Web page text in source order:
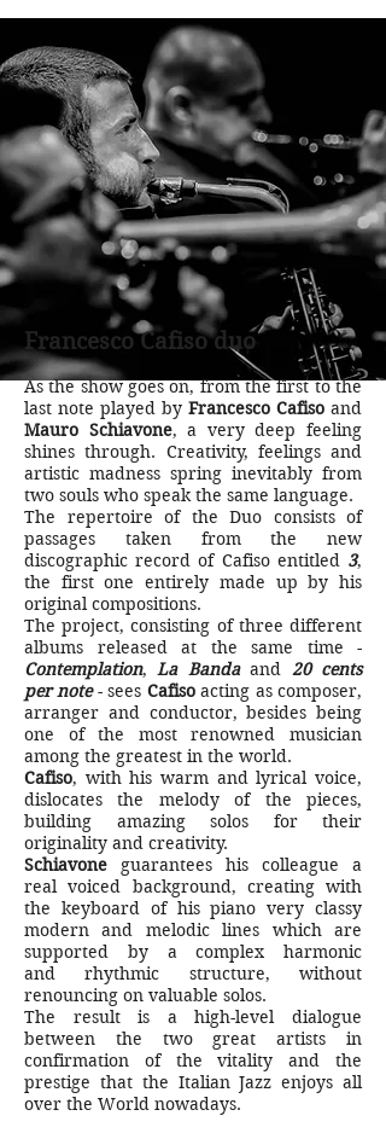
Francesco Cafiso duo
As the show goes on, from the first to the
last note played by Francesco Cafiso and
Mauro Schiavone, a very deep feeling
shines through. Creativity, feelings and
artistic madness spring inevitably from
two souls who speak the same language.
The repertoire of the Duo consists of
passages taken from the new
discographic record of Cafiso entitled 3,
the first one entirely made up by his
original compositions.
The project, consisting of three different
albums released at the same time -
Contemplation,La Bandaand 20 cents
per note-sees Cafisoacting as composer,
arranger and conductor, besides being
one of the most renowned musician
among the greatest in the world.
Cafiso, with his warm and lyrical voice,
dislocates the melody of the pieces,
building amazing solos for their
originality and creativity.
Schiavone guarantees his colleague a
real voiced background, creating with
the keyboard of his piano very classy
modern and melodic lines which are
supported by a complex harmonic
and rhythmic structure, without
renouncing on valuable solos.
The result is a high-level dialogue
between the two great artists in
confirmation of the vitality and the
prestige that the Italian Jazz enjoys all
over the World nowadays.